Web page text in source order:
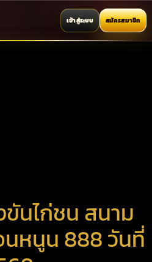
เข้าสู่ระบบ สมัครสมาชิก
นไก่ชน สนาม
นหนูน 888 วันที่